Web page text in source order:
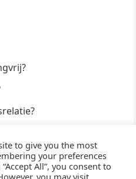
to give you the most
your preferences
All”, you consent to
you may visit